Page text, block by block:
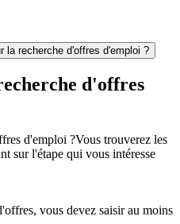
la recherche d'offres d'emploi ?
d'offres
d'emploi ?Vous trouverez les
sur l'étape qui vous intéresse
vous devez saisir au moins